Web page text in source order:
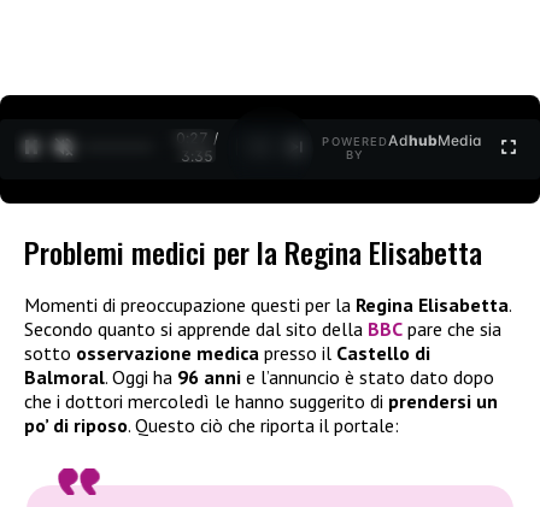
0:27 /
3:35
POWERED
BY
AdhubMedia
Problemi medici per la Regina Elisabetta
Momenti di preoccupazione questi per la Regina Elisabetta.
Secondo quanto si apprende dal sito della BBC pare che sia
sotto osservazione medica presso il Castello di
Balmoral. Oggi ha 96 anni e l’annuncio è stato dato dopo
che i dottori mercoledì le hanno suggerito di prendersi un
po’ di riposo. Questo ciò che riporta il portale: